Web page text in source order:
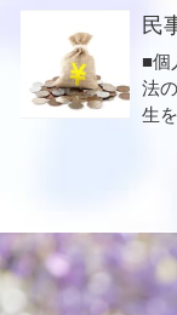
民
■個
法
生